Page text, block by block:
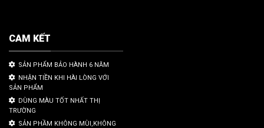
CAM KẾT
SẢN PHẨM BẢO HÀNH 6 NĂM
NHẬN TIỀN KHI HÀI LÒNG VỚI
SẢN PHẨM
DÙNG MÀU TỐT NHẤT THỊ
TRƯỜNG
SẢN PHẦM KHÔNG MÙI,KHÔNG